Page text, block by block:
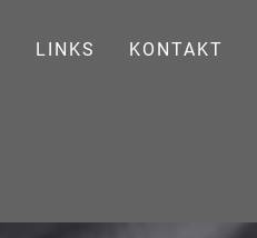
LINKS KONTAKT